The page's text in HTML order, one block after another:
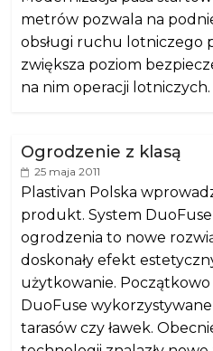
metrów pozwala na
obsługi ruchu lotniczego
zwiększa poziom
na nim operacji
Ogrodzenie z klasą
25 maja 2011
Plastivan Polska
produkt. System
ogrodzenia to nowe
doskonały efekt
użytkowanie.
DuoFuse
tarasów czy ławek.